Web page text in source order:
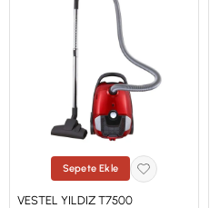
Sepete Ekle
VESTEL YILDIZ T7500